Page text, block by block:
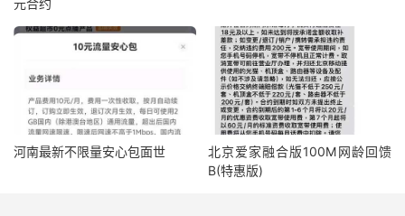
元合约
河南最新不限量安心包面世
北京爱家融合版100M网龄回馈
B(特惠版)